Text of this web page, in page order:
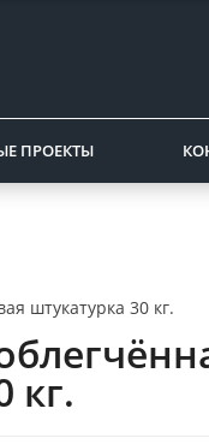
ПРОЕКТЫ
штукатурка 30 кг.
кг.